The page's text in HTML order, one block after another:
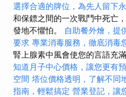
選擇合適的牌位，為先人留下
和保鏢之間的一次戰鬥中死亡
發地不懼怕。 自助餐外燴，提
要求 專業消毒服務，徹底消毒
腎上腺素中風會使您的言語充
知道月子中心價格，讓您更有
空間 塔位價格透明，了解不同
指南，輕鬆搞定 營業登記，讓